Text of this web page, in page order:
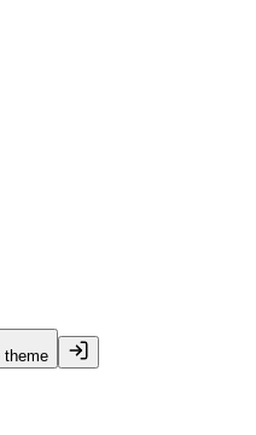
theme